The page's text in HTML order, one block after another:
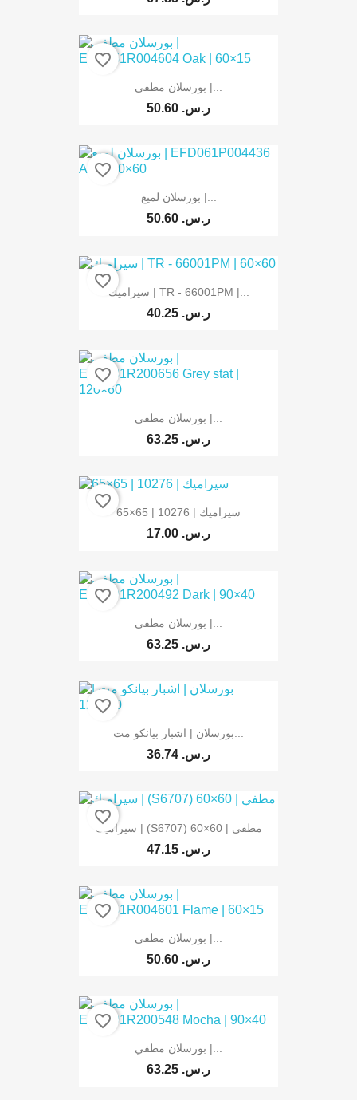
بورسلان مطفي |...
50.60 ر.س.‏
favorite_border
بورسلان لميع |...
50.60 ر.س.‏
favorite_border
سيراميك | TR - 66001PM |...
40.25 ر.س.‏
favorite_border
بورسلان مطفي |...
63.25 ر.س.‏
favorite_border
سيراميك | 10276 | 65×65
17.00 ر.س.‏
favorite_border
بورسلان مطفي |...
63.25 ر.س.‏
favorite_border
36.74 ر.س.‏
favorite_border
سيراميك | (S6707) مطفي | 60×60
47.15 ر.س.‏
favorite_border
بورسلان مطفي |...
50.60 ر.س.‏
favorite_border
بورسلان مطفي |...
63.25 ر.س.‏
favorite_border